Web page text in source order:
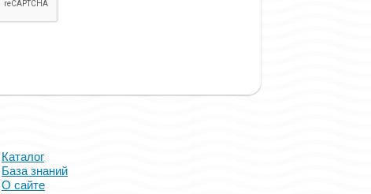
Каталог
База знаний
О сайте